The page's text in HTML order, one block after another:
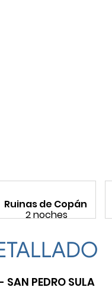
Ruinas de Copán
2 noches
SAN PEDRO SULA